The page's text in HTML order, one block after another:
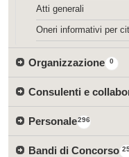
Atti generali
Oneri informativi per
0
Organizzazione
Consulenti e
296
Personale
Bandi di Concorso